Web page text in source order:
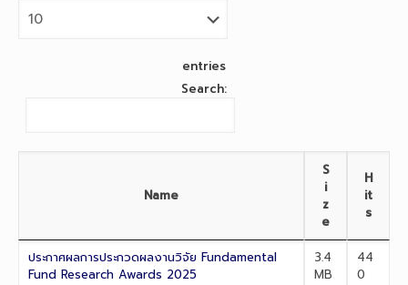
entries
Search:
Name
S
i
z
e
H
it
s
ประกาศผลการประกวดผลงานวิจัย Fundamental
Fund Research Awards 2025
3.4
MB
44
0